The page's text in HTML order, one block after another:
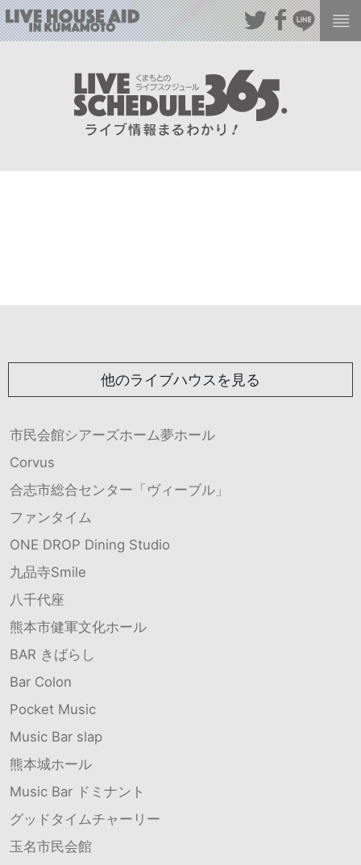
他のライブハウスを見る
市民会館シアーズホーム夢ホール
Corvus
合志市総合センター「ヴィーブル」
ファンタイム
ONE DROP Dining Studio
九品寺Smile
八千代座
熊本市健軍文化ホール
BAR きばらし
Bar Colon
Pocket Music
Music Bar slap
熊本城ホール
Music Bar ドミナント
グッドタイムチャーリー
玉名市民会館